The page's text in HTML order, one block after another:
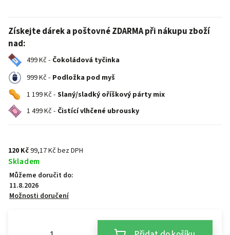
Získejte dárek a poštovné ZDARMA při nákupu zboží
nad:
499 Kč - Čokoládová tyčinka
999 Kč - Podložka pod myš
1 199 Kč - Slaný/sladký oříškový párty mix
1 499 Kč - Čistící vlhčené ubrousky
120 Kč99,17 Kč bez DPH
Skladem
Můžeme doručit do:
11.8.2026
Možnosti doručení